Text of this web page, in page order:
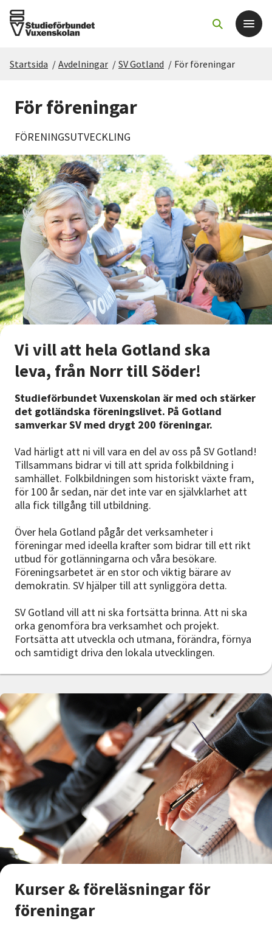
För dig som
Om SV
Starta studiecirkel
Cirkelledare
Nyheter
Avdelningar
Lyssna
Startsida / Avdelningar / SV Gotland / För föreningar
För föreningar
FÖRENINGSUTVECKLING
Vi vill att hela Gotland ska
leva, från Norr till Söder!
Studieförbundet Vuxenskolan är med och stärker
det gotländska föreningslivet. På Gotland
samverkar SV med drygt 200 föreningar.
Vad härligt att ni vill vara en del av oss på SV Gotland!
Tillsammans bidrar vi till att sprida folkbildning i
samhället. Folkbildningen som historiskt växte fram,
för 100 år sedan, när det inte var en självklarhet att
alla fick tillgång till utbildning.
Över hela Gotland pågår det verksamheter i
föreningar med ideella krafter som bidrar till ett rikt
utbud för gotlänningarna och våra besökare.
Föreningsarbetet är en stor och viktig bärare av
demokratin. SV hjälper till att synliggöra detta.
SV Gotland vill att ni ska fortsätta brinna. Att ni ska
orka genomföra bra verksamhet och projekt.
Fortsätta att utveckla och utmana, förändra, förnya
och samtidigt driva den lokala utvecklingen.
Kurser & föreläsningar för
föreningar